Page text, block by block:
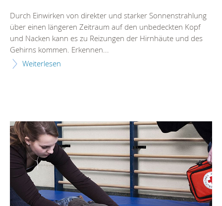
Durch Einwirken von direkter und starker Sonnenstrahlung
über einen längeren Zeitraum auf den unbedeckten Kopf
und Nacken kann es zu Reizungen der Hirnhäute und des
Gehirns kommen. Erkennen...
Weiterlesen